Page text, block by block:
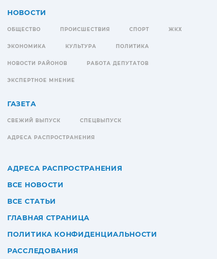
НОВОСТИ
ОБЩЕСТВО ПРОИСШЕСТВИЯ СПОРТ ЖКХ
ЭКОНОМИКА КУЛЬТУРА ПОЛИТИКА
НОВОСТИ РАЙОНОВ РАБОТА ДЕПУТАТОВ
ЭКСПЕРТНОЕ МНЕНИЕ
ГАЗЕТА
СВЕЖИЙ ВЫПУСК СПЕЦВЫПУСК
АДРЕСА РАСПРОСТРАНЕНИЯ
АДРЕСА РАСПРОСТРАНЕНИЯ
ВСЕ НОВОСТИ
ВСЕ СТАТЬИ
ГЛАВНАЯ СТРАНИЦА
ПОЛИТИКА КОНФИДЕНЦИАЛЬНОСТИ
РАССЛЕДОВАНИЯ